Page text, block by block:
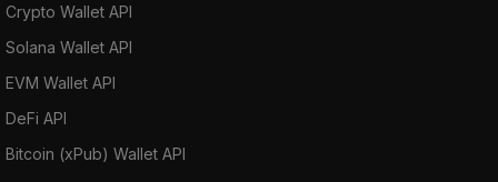
Crypto Wallet API
Solana Wallet API
EVM Wallet API
DeFi API
Bitcoin (xPub) Wallet API